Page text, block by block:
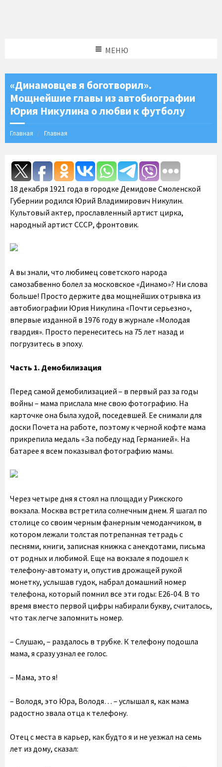
МЕНЮ
«Динамовцев я боготворил».
Мощнейшие главы из автобиографии
Юрия Никулина о любви к футболу
Главная Главная
18 декабря 1921 года в городке Демидове Смоленской
Губернии родился Юрий Владимирович Никулин.
Культовый актер, прославленный артист цирка,
народный артист СССР, фронтовик.
А вы знали, что любимец советского народа
самозабвенно болел за московское «Динамо»? Ни слова
больше! Просто держите два мощнейших отрывка из
автобиографии Юрия Никулина «Почти серьезно»,
впервые изданной в 1976 году в журнале «Молодая
гвардия». Просто перенеситесь на 75 лет назад и
погрузитесь в эпоху.
Часть 1. Демобилизация
Перед самой демобилизацией – в первый раз за годы
войны – мама прислала мне свою фотографию. На
карточке она была худой, поседевшей. Ее снимали для
доски Почета на работе, поэтому к черной кофте мама
прикрепила медаль «За победу над Германией». На
батарее я всем показывал фотографию мамы.
Через четыре дня я стоял на площади у Рижского
вокзала. Москва встретила солнечным днем. Я шагал по
столице со своим черным фанерным чемоданчиком, в
котором лежали толстая потрепанная тетрадь с
песнями, книги, записная книжка с анекдотами, письма
от родных и любимой. Еще на вокзале я подошел к
телефону-автомату и, опустив дрожащей рукой
монетку, услышав гудок, набрал домашний номер
телефона, который помнил все эти годы: Е26-04. В то
время вместо первой цифры набирали букву, считалось,
что так легче запомнить номер.
– Слушаю, – раздалось в трубке. К телефону подошла
мама, я сразу узнал ее голос.
– Мама, это я!
– Володя, это Юра, Володя… – услышал я, как мама
радостно звала отца к телефону.
Отец с места в карьер, как будто я и не уезжал на семь
лет из дому, сказал: